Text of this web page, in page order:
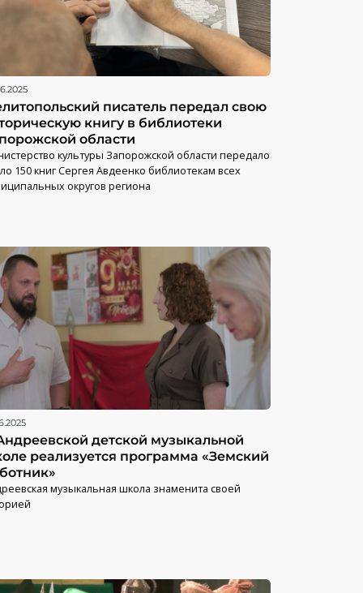
писатель передал свою
книгу в библиотеки
области
культуры Запорожской области передало
150 книг Сергея Авдеенко библиотекам всех
округов региона
детской музыкальной
реализуется программа «Земский
музыкальная школа знаменита своей